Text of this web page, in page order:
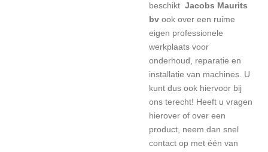
beschikt Jacobs Maurits
bv ook over een ruime
eigen professionele
werkplaats voor
onderhoud, reparatie en
installatie van machines. U
kunt dus ook hiervoor bij
ons terecht! Heeft u vragen
hierover of over een
product, neem dan snel
contact op met één van